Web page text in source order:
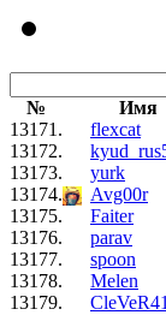
№ Имя
13171.
flexcat
13172.
13173.
yurk
13174.
Avg00r
13175.
Faiter
13176.
parav
13177.
spoon
13178.
Melen
13179.